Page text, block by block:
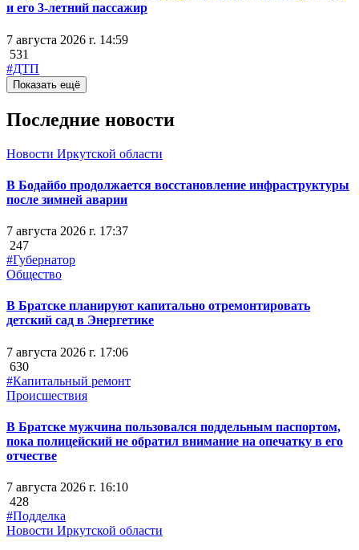
и его 3-летний пассажир
7 августа 2026 г. 14:59
531
#ДТП
Показать ещё
Последние новости
Новости Иркутской области
В Бодайбо продолжается восстановление инфраструктуры
после зимней аварии
7 августа 2026 г. 17:37
247
#Губернатор
Общество
В Братске планируют капитально отремонтировать
детский сад в Энергетике
7 августа 2026 г. 17:06
630
#Капитальный ремонт
Происшествия
В Братске мужчина пользовался поддельным паспортом,
пока полицейский не обратил внимание на опечатку в его
отчестве
7 августа 2026 г. 16:10
428
#Подделка
Новости Иркутской области